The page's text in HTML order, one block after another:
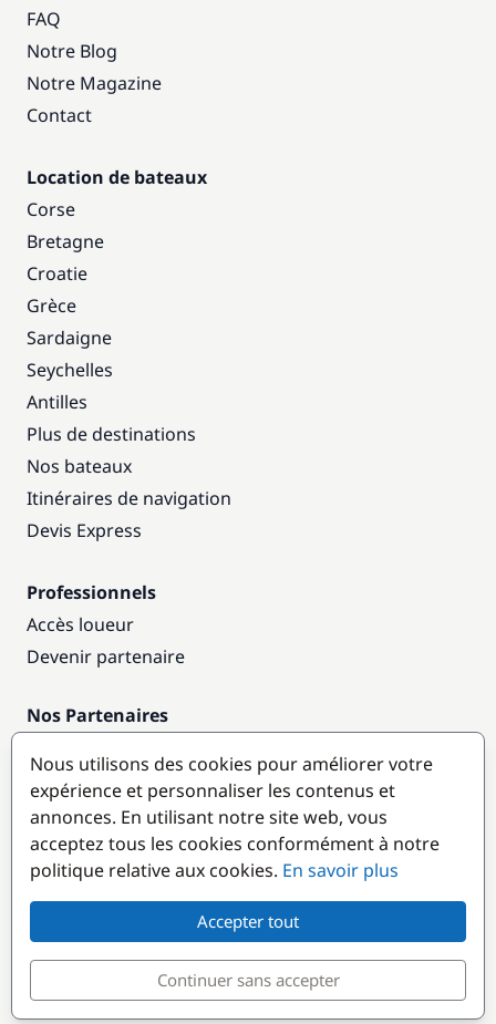
FAQ
Notre Blog
Notre Magazine
Contact
Location de bateaux
Corse
Bretagne
Croatie
Grèce
Sardaigne
Seychelles
Antilles
Plus de destinations
Nos bateaux
Itinéraires de navigation
Devis Express
Professionnels
Accès loueur
Devenir partenaire
Nos Partenaires
Destinations populaires
© GlobeSailor
Croisières & Location de bateaux depuis
Nous utilisons des cookies pour améliorer votre
expérience et personnaliser les contenus et
annonces. En utilisant notre site web, vous
acceptez tous les cookies conformément à notre
politique relative aux cookies. En savoir plus
Accepter tout
Continuer sans accepter